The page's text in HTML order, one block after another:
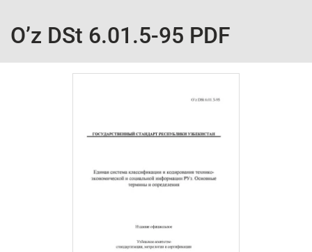
O’z DSt 6.01.5-95 PDF